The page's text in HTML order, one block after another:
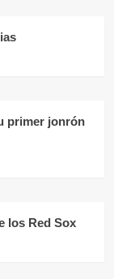
primer jonrón
los Red Sox